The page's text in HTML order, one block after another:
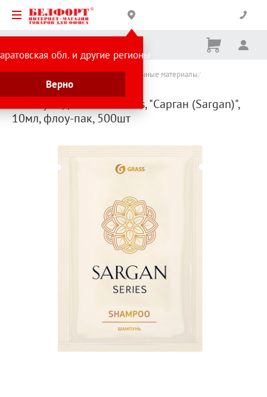
обл. и другие регионы
Верно
Корзина
Ничего
Каталог товаров Хозтовары и упаковочные материалы
Косметика для гостиниц
Шампунь для волос Grass, "Сарган (Sargan)",
10мл, флоу-пак, 500шт